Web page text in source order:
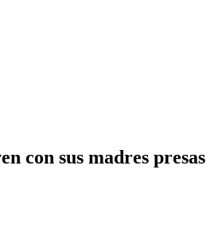
con sus madres presas